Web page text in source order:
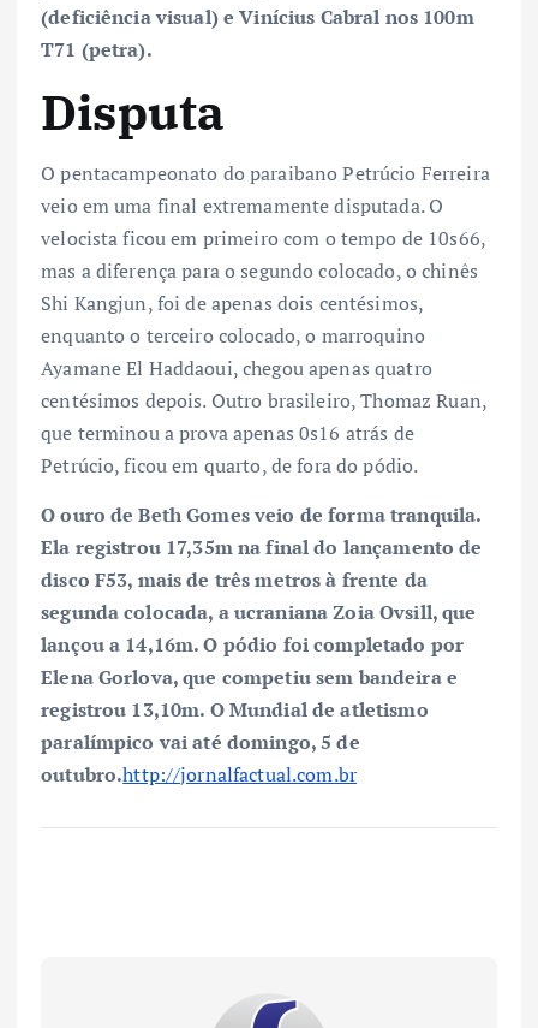
(deficiência visual) e Vinícius Cabral nos 100m
T71 (petra).
Disputa
O pentacampeonato do paraibano Petrúcio Ferreira
veio em uma final extremamente disputada. O
velocista ficou em primeiro com o tempo de 10s66,
mas a diferença para o segundo colocado, o chinês
Shi Kangjun, foi de apenas dois centésimos,
enquanto o terceiro colocado, o marroquino
Ayamane El Haddaoui, chegou apenas quatro
centésimos depois. Outro brasileiro, Thomaz Ruan,
que terminou a prova apenas 0s16 atrás de
Petrúcio, ficou em quarto, de fora do pódio.
O ouro de Beth Gomes veio de forma tranquila.
Ela registrou 17,35m na final do lançamento de
disco F53, mais de três metros à frente da
segunda colocada, a ucraniana Zoia Ovsill, que
lançou a 14,16m. O pódio foi completado por
Elena Gorlova, que competiu sem bandeira e
registrou 13,10m. O Mundial de atletismo
paralímpico vai até domingo, 5 de
outubro.http://jornalfactual.com.br